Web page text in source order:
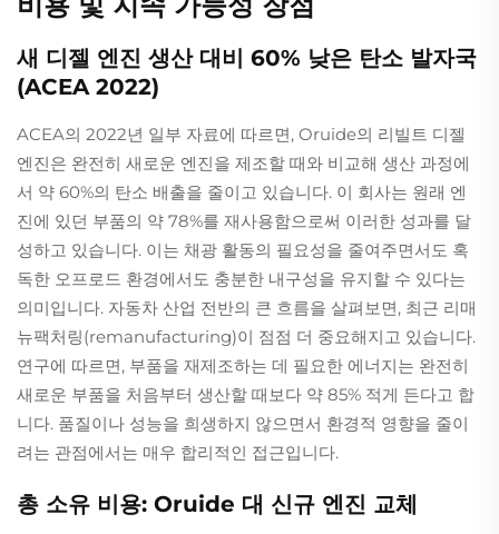
새 디젤 엔진 생산 대비 60% 낮은 탄소 발자국
(ACEA 2022)
ACEA의 2022년 일부 자료에 따르면, Oruide의 리빌트 디젤
엔진은 완전히 새로운 엔진을 제조할 때와 비교해 생산 과정에
서 약 60%의 탄소 배출을 줄이고 있습니다. 이 회사는 원래 엔
진에 있던 부품의 약 78%를 재사용함으로써 이러한 성과를 달
성하고 있습니다. 이는 채광 활동의 필요성을 줄여주면서도 혹
독한 오프로드 환경에서도 충분한 내구성을 유지할 수 있다는
의미입니다. 자동차 산업 전반의 큰 흐름을 살펴보면, 최근 리매
뉴팩처링(remanufacturing)이 점점 더 중요해지고 있습니다.
연구에 따르면, 부품을 재제조하는 데 필요한 에너지는 완전히
새로운 부품을 처음부터 생산할 때보다 약 85% 적게 든다고 합
니다. 품질이나 성능을 희생하지 않으면서 환경적 영향을 줄이
려는 관점에서는 매우 합리적인 접근입니다.
총 소유 비용: Oruide 대 신규 엔진 교체